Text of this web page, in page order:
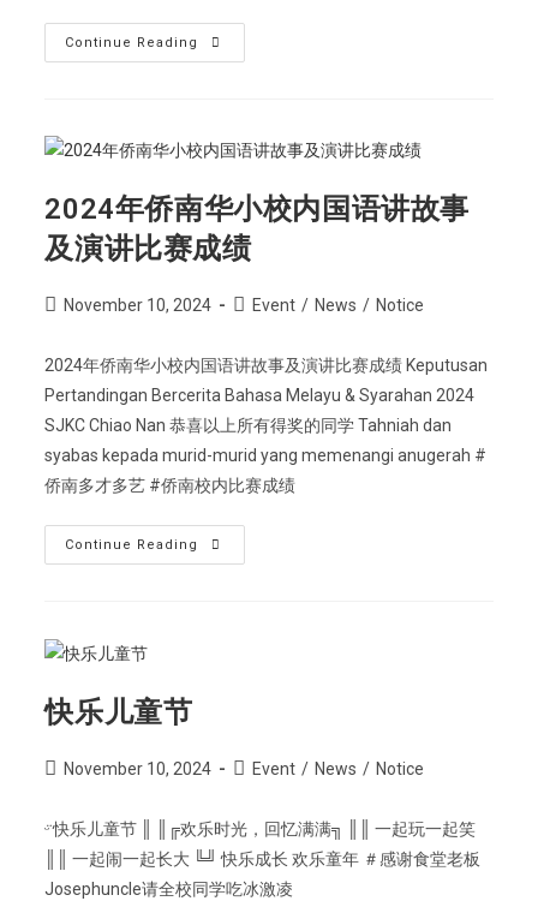
Continue Reading
2024年侨南华小校内国语讲故事
及演讲比赛成绩
November 10, 2024 Event / News / Notice
2024年侨南华小校内国语讲故事及演讲比赛成绩 Keputusan
Pertandingan Bercerita Bahasa Melayu & Syarahan 2024
SJKC Chiao Nan 恭喜以上所有得奖的同学 Tahniah dan
syabas kepada murid-murid yang memenangi anugerah #
侨南多才多艺 #侨南校内比赛成绩
Continue Reading
快乐儿童节
November 10, 2024 Event / News / Notice
ᵕ̈ 快乐儿童节 ║ ║╔欢乐时光，回忆满满╗ ║║ 一起玩一起笑
║║ 一起闹一起长大 ╚╝ 快乐成长 欢乐童年 ＃感谢食堂老板
Josephuncle请全校同学吃冰激凌